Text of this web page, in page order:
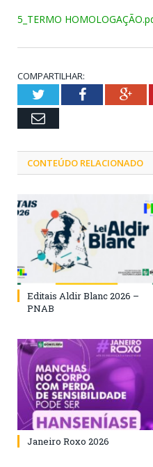
5_TERMO
COMPARTILHAR:
TwitterFacebook
Email
CONTEÚDO RELACIONADO
Editais Aldir Blanc 2026 –
PNAB
Janeiro Roxo 2026